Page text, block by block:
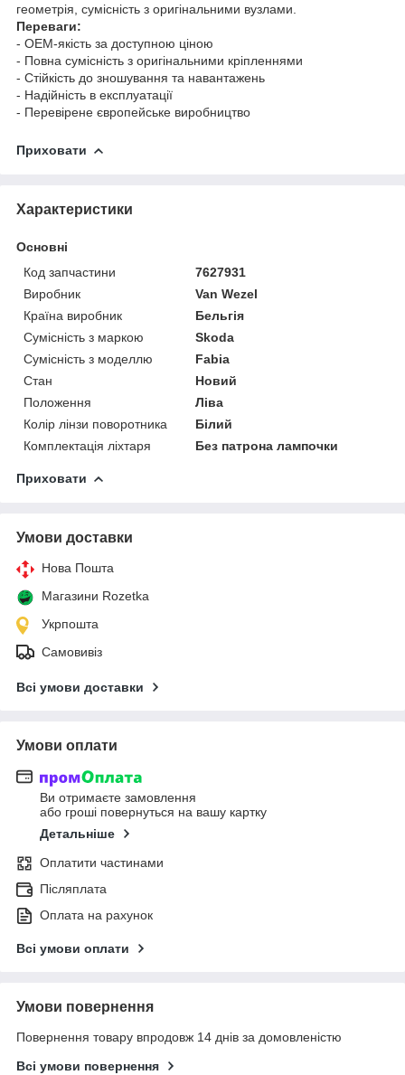
геометрія, сумісність з оригінальними вузлами.
Переваги:
- OEM-якість за доступною ціною
- Повна сумісність з оригінальними кріпленнями
- Стійкість до зношування та навантажень
- Надійність в експлуатації
- Перевірене європейське виробництво
Приховати
Характеристики
Основні
Код запчастини
7627931
Виробник
Van Wezel
Країна виробник
Бельгія
Сумісність з маркою
Skoda
Сумісність з моделлю
Fabia
Стан
Новий
Положення
Ліва
Колір лінзи поворотника
Білий
Комплектація ліхтаря
Без патрона лампочки
Приховати
Умови доставки
Нова Пошта
Магазини Rozetka
Укрпошта
Самовивіз
Всі умови доставки
Умови оплати
Ви отримаєте замовлення
або гроші повернуться на вашу картку
Детальніше
Оплатити частинами
Післяплата
Оплата на рахунок
Всі умови оплати
Умови повернення
Повернення товару впродовж 14 днів за домовленістю
Всі умови повернення